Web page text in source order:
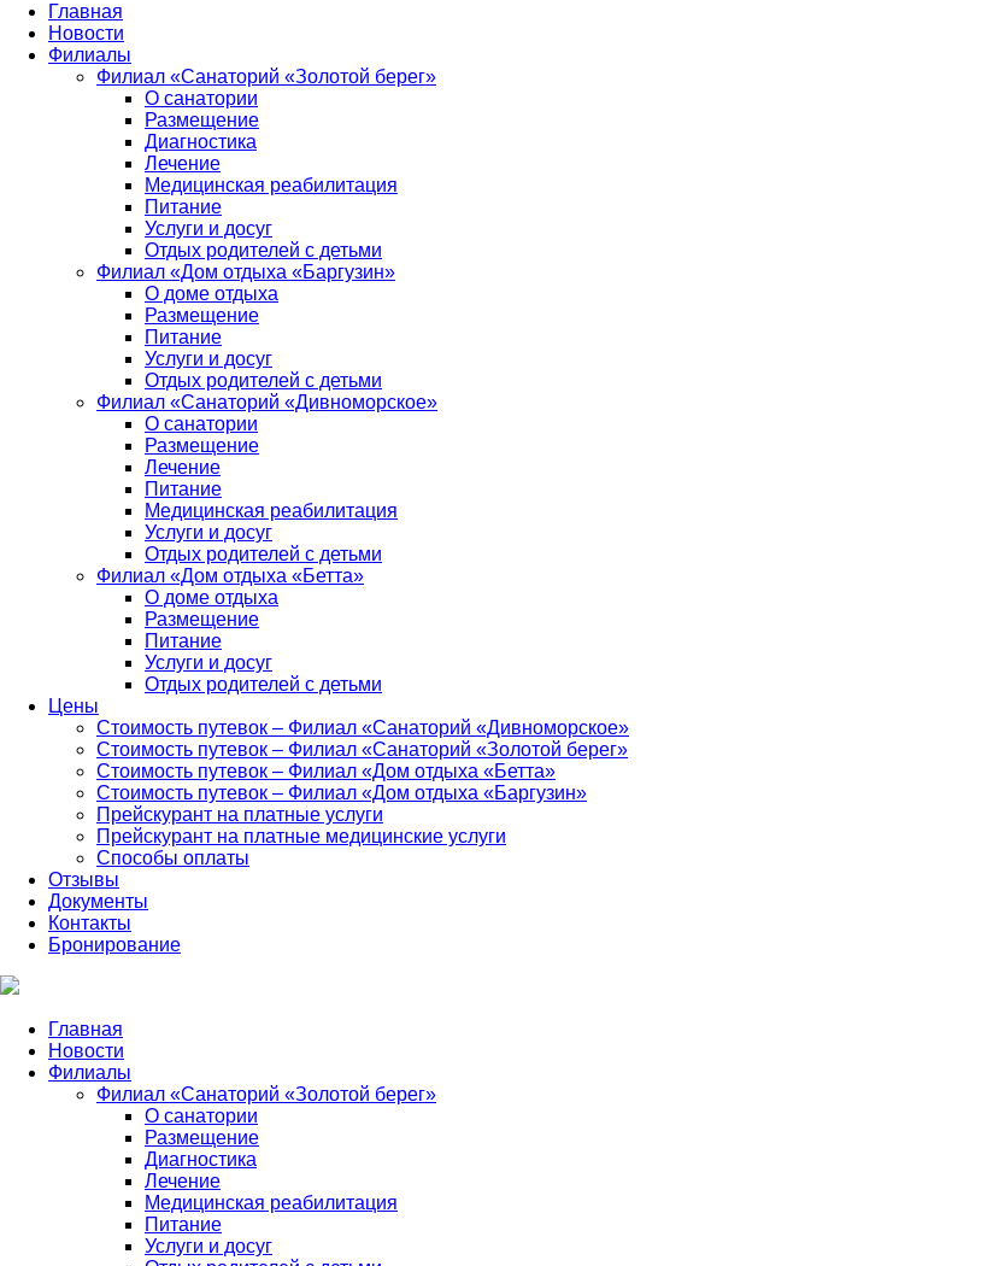
Главная
Новости
Филиалы
Филиал «Санаторий «Золотой берег»
О санатории
Размещение
Диагностика
Лечение
Медицинская реабилитация
Питание
Услуги и досуг
Отдых родителей с детьми
Филиал «Дом отдыха «Баргузин»
О доме отдыха
Размещение
Питание
Услуги и досуг
Отдых родителей с детьми
Филиал «Санаторий «Дивноморское»
О санатории
Размещение
Лечение
Питание
Медицинская реабилитация
Услуги и досуг
Отдых родителей с детьми
Филиал «Дом отдыха «Бетта»
О доме отдыха
Размещение
Питание
Услуги и досуг
Отдых родителей с детьми
Цены
Стоимость путевок – Филиал «Санаторий «Дивноморское»
Стоимость путевок – Филиал «Санаторий «Золотой берег»
Стоимость путевок – Филиал «Дом отдыха «Бетта»
Стоимость путевок – Филиал «Дом отдыха «Баргузин»
Прейскурант на платные услуги
Прейскурант на платные медицинские услуги
Способы оплаты
Отзывы
Документы
Контакты
Бронирование
Главная
Новости
Филиалы
Филиал «Санаторий «Золотой берег»
О санатории
Размещение
Диагностика
Лечение
Медицинская реабилитация
Питание
Услуги и досуг